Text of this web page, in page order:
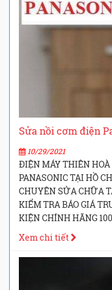
Sửa nồi cơm điện
10/29/2021
ĐIỆN MÁY THIÊN
PANASONIC TẠI HỒ
CHUYÊN SỬA CHỮA
KIỂM TRA BÁO GIÁ
KIỆN CHÍNH HÃNG
Xem chi tiết